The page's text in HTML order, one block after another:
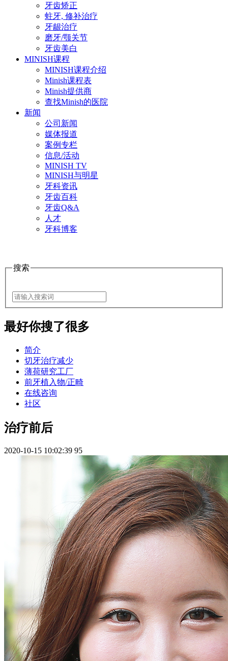
牙齿矫正
蛀牙, 修补治疗
牙龈治疗
磨牙/颚关节
牙齿美白
MINISH课程
MINISH课程介绍
Minish课程表
Minish提供商
查找Minish的医院
新闻
公司新闻
媒体报道
案例专栏
信息/活动
MINISH TV
MINISH与明星
牙科资讯
牙齿百科
牙齿Q&A
人才
牙科博客
搜索
最好你搜了很多
简介
切牙治疗减少
薄荷研究工厂
前牙植入物/正畸
在线咨询
社区
治疗前后
2020-10-15 10:02:39 95